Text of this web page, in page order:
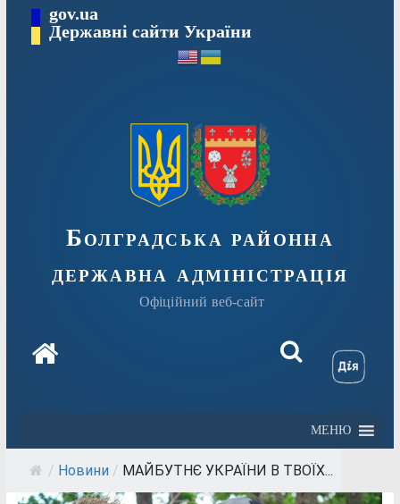
Перейтиgov.ua
Державні сайти України
Болградська районна
державна адміністрація
Офіційний веб-сайт
МЕНЮ
/ Новини / МАЙБУТНЄ УКРАЇНИ В ТВОЇХ...